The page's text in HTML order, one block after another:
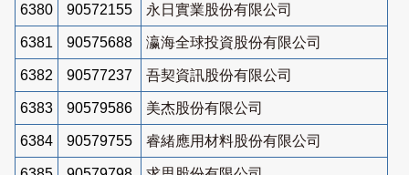
6380 90572155 永日實業股份有限公司
6381 90575688 瀛海全球投資股份有限公司
6382 90577237 吾契資訊股份有限公司
6383 90579586 美杰股份有限公司
6384 90579755 睿緒應用材料股份有限公司